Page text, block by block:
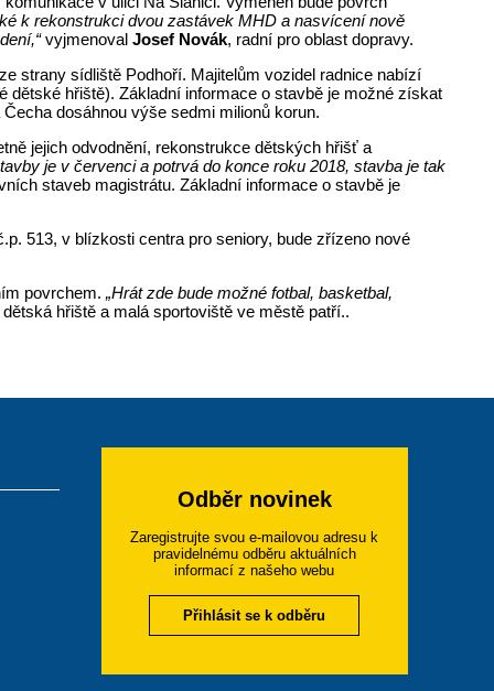
k rekonstrukci dvou zastávek MHD a nasvícení nově
vyjmenovalJosef Novák, radní pro oblast dopravy.
strany sídliště Podhoří. Majitelům vozidel radnice nabízí
hřiště). Základní informace o stavbě je možné získat
dosáhnou výše sedmi milionů korun.
jejich odvodnění, rekonstrukce dětských hřišť a
je v červenci a potrvá do konce roku 2018, stavba je tak
staveb magistrátu. Základní informace o stavbě je
513, v blízkosti centra pro seniory, bude zřízeno nové
povrchem.„Hrát zde bude možné fotbal, basketbal,
hřiště a malá sportoviště ve městě patří..
Odběr novinek
Zaregistrujte svou e-mailovou adresu k
pravidelnému odběru aktuálních
informací z našeho webu
Přihlásit se k odběru